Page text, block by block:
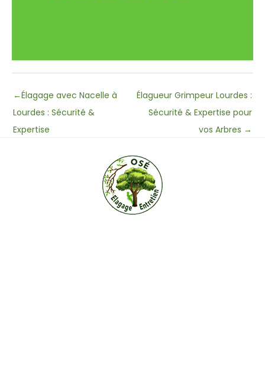
←Élagage avec Nacelle à
Lourdes : Sécurité &
Expertise
Élagueur Grimpeur Lourdes :
Sécurité & Expertise pour
vos Arbres →